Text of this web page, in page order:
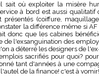
sait où exploiter la misère
à bord est aussi qualitatif
présentés (coiffure,
la différence même si AF
donc que les cabines
de l'exsanguination des
a déterré les designers de
sacrifiés pour quoi?
tant d'années à une
de la finance! c'est à